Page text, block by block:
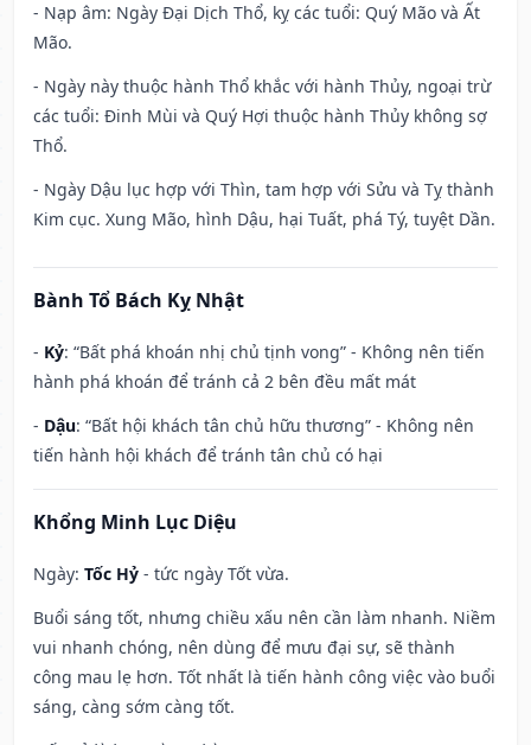
- Nạp âm: Ngày Đại Dịch Thổ, kỵ các tuổi: Quý Mão và Ất
Mão.
- Ngày này thuộc hành Thổ khắc với hành Thủy, ngoại trừ
các tuổi: Đinh Mùi và Quý Hợi thuộc hành Thủy không sợ
Thổ.
- Ngày Dậu lục hợp với Thìn, tam hợp với Sửu và Tỵ thành
Kim cục. Xung Mão, hình Dậu, hại Tuất, phá Tý, tuyệt Dần.
Bành Tổ Bách Kỵ Nhật
- Kỷ: “Bất phá khoán nhị chủ tịnh vong” - Không nên tiến
hành phá khoán để tránh cả 2 bên đều mất mát
- Dậu: “Bất hội khách tân chủ hữu thương” - Không nên
tiến hành hội khách để tránh tân chủ có hại
Khổng Minh Lục Diệu
Ngày: Tốc Hỷ - tức ngày Tốt vừa.
Buổi sáng tốt, nhưng chiều xấu nên cần làm nhanh. Niềm
vui nhanh chóng, nên dùng để mưu đại sự, sẽ thành
công mau lẹ hơn. Tốt nhất là tiến hành công việc vào buổi
sáng, càng sớm càng tốt.